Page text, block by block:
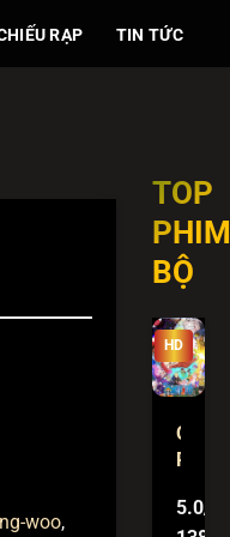
RẠP TIN TỨC
woo,
TOP
PHIM
BỘ
HD
One
Piece
5.0/5